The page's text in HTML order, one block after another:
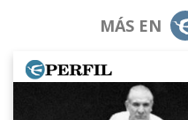
MÁS EN